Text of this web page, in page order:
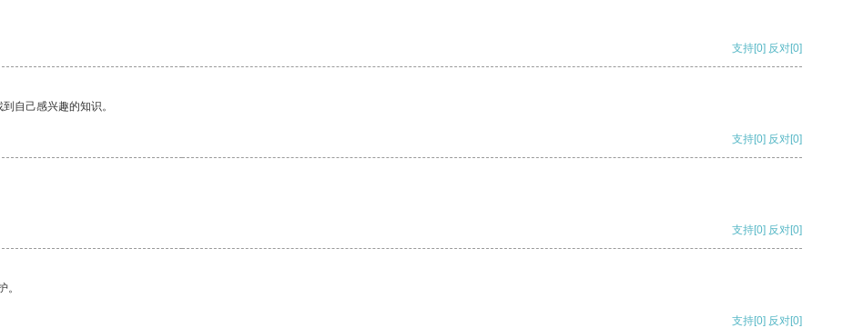
支持[0] 反对[0]
自己感兴趣的知识。
支持[0] 反对[0]
支持[0] 反对[0]
。
支持[0] 反对[0]